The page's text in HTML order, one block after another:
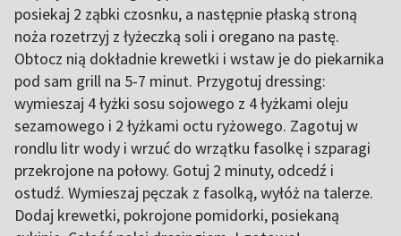
posiekaj 2 ząbki czosnku, a następnie płaską stroną
noża rozetrzyj z łyżeczką soli i oregano na pastę.
Obtocz nią dokładnie krewetki i wstaw je do piekarnika
pod sam grill na 5-7 minut. Przygotuj dressing:
wymieszaj 4 łyżki sosu sojowego z 4 łyżkami oleju
sezamowego i 2 łyżkami octu ryżowego. Zagotuj w
rondlu litr wody i wrzuć do wrzątku fasolkę i szparagi
przekrojone na połowy. Gotuj 2 minuty, odcedź i
ostudź. Wymieszaj pęczak z fasolką, wyłóż na talerze.
Dodaj krewetki, pokrojone pomidorki, posiekaną